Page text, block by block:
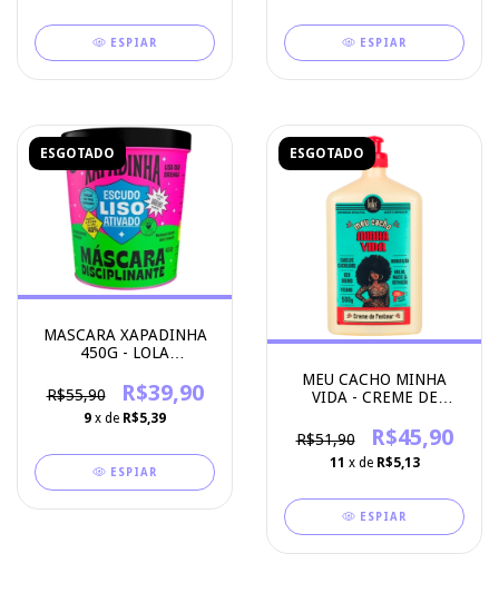
ESPIAR ESPIAR
ESGOTADO
MASCARA XAPADINHA
450G - LOLA
R$55,90
R$39,90
9 x de R$5,39
ESPIAR
ESGOTADO
MEU CACHO MINHA
VIDA - CREME DE
COSMETICOS
R$51,90 R$45,90
11 x de R$5,13
ESPIAR